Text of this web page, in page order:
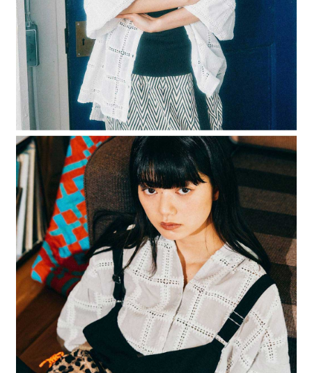
易，需依本服務之必要範圍內提供個人資料，並將交易相關給付款項請求債
權轉讓予恩沛科技股份有限公司。
２．關於個人資料處理事宜，請瀏覽以下網址：https://aftee.tw/terms/#terms3
３．未成年的使用者請事先徵得法定代理人或監護人之同意方可使用
「AFTEE先享後付」，若未經同意申辦者引起之損失，本公司不負相關責
任。
４．使用「AFTEE先享後付」時，將依據個別帳號之用戶狀況，依本公司即
時審查核予不同之上限額度；若仍有額度不足之情形，本公司將視審查結果
請求用戶進行身份認證。
５．嚴禁一人註冊多個帳號或使用他人資訊註冊。若發現惡意使用之情形，
恩沛科技股份有限公司將有權停止該用戶之使用額度並採取法律行動。